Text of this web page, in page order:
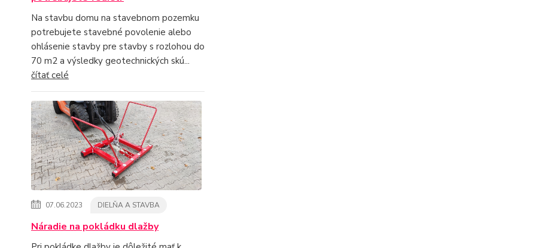
Na stavbu domu na stavebnom pozemku
potrebujete stavebné povolenie alebo
ohlásenie stavby pre stavby s rozlohou do
70 m2 a výsledky geotechnických skú...
čítať celé
07.06.2023 DIELŇA A STAVBA
Náradie na pokládku dlažby